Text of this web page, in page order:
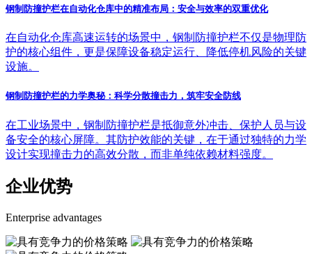
钢制防撞护栏在自动化仓库中的精准布局：安全与效率的双重优化
在自动化仓库高速运转的场景中，钢制防撞护栏不仅是物理防
护的核心组件，更是保障设备稳定运行、降低停机风险的关键
设施。
钢制防撞护栏的力学奥秘：科学分散撞击力，筑牢安全防线
在工业场景中，钢制防撞护栏是抵御意外冲击、保护人员与设
备安全的核心屏障。其防护效能的关键，在于通过独特的力学
设计实现撞击力的高效分散，而非单纯依赖材料强度。
企业优势
Enterprise advantages